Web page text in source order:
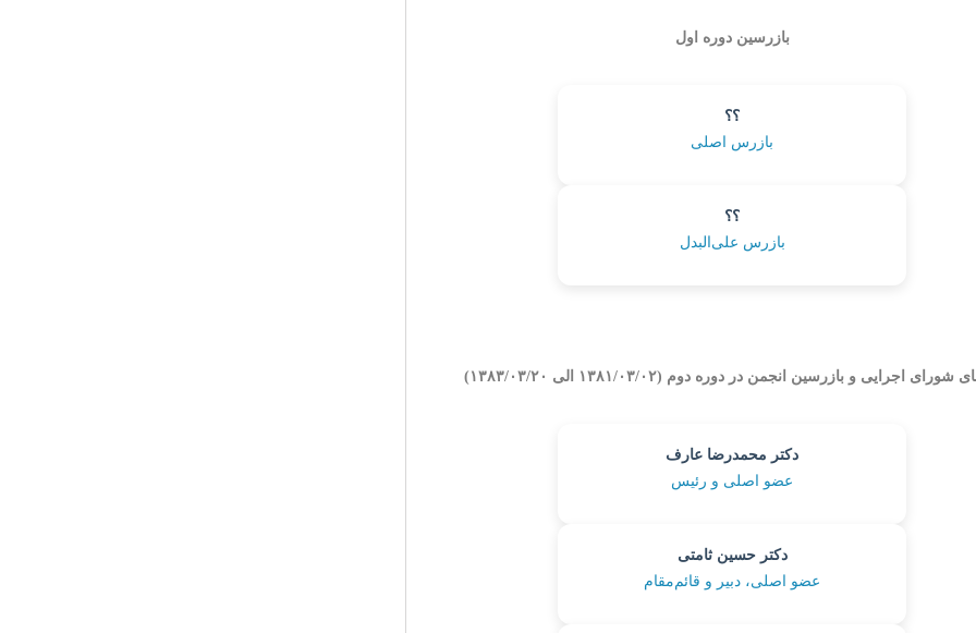
بازرسین دوره اول
؟؟
بازرس اصلی
؟؟
بازرس علی‌البدل
شورای اجرایی و بازرسین انجمن در دوره دوم (۱۳۸۱/۰۳/۰۲ الی ۱۳۸۳/۰۳/۲۰)
دکتر محمدرضا عارف
عضو اصلی و رئیس
دکتر حسین ثامتی
عضو اصلی، دبیر و قائم‌مقام